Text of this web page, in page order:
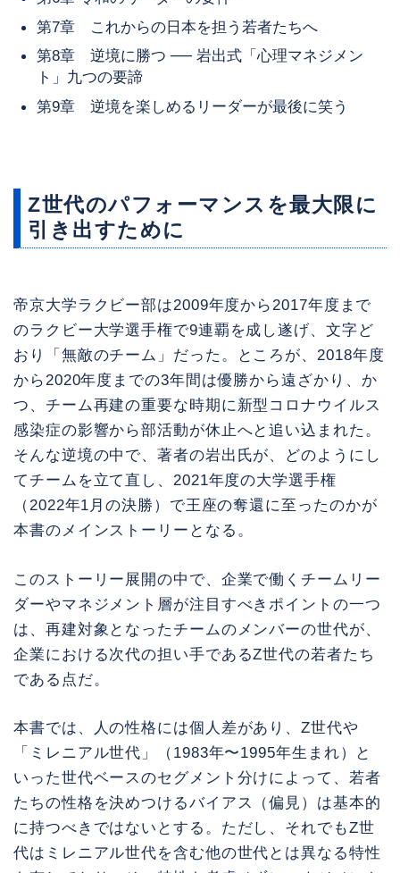
第7章 これからの日本を担う若者たちへ
第8章 逆境に勝つ ── 岩出式「心理マネジメン
ト」九つの要諦
第9章 逆境を楽しめるリーダーが最後に笑う
Z世代のパフォーマンスを最大限に
引き出すために
帝京大学ラクビー部は2009年度から2017年度まで
のラクビー大学選手権で9連覇を成し遂げ、文字ど
おり「無敵のチーム」だった。ところが、2018年度
から2020年度までの3年間は優勝から遠ざかり、か
つ、チーム再建の重要な時期に新型コロナウイルス
感染症の影響から部活動が休止へと追い込まれた。
そんな逆境の中で、著者の岩出氏が、どのようにし
てチームを立て直し、2021年度の大学選手権
（2022年1月の決勝）で王座の奪還に至ったのかが
本書のメインストーリーとなる。
このストーリー展開の中で、企業で働くチームリー
ダーやマネジメント層が注目すべきポイントの一つ
は、再建対象となったチームのメンバーの世代が、
企業における次代の担い手であるZ世代の若者たち
である点だ。
本書では、人の性格には個人差があり、Z世代や
「ミレニアル世代」（1983年〜1995年生まれ）と
いった世代ベースのセグメント分けによって、若者
たちの性格を決めつけるバイアス（偏見）は基本的
に持つべきではないとする。ただし、それでもZ世
代はミレニアル世代を含む他の世代とは異なる特性